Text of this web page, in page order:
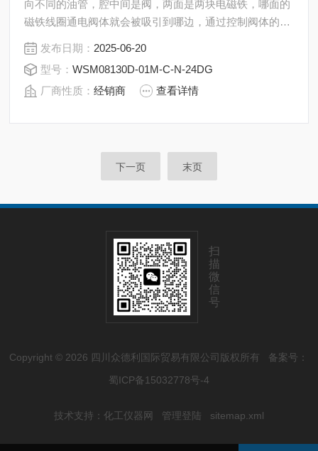
向不同的油管，腔中间是阀，两面是两块电磁铁，哪面的
磁铁线圈通电阀体就会被吸引到哪边，通过控制阀体的移
动来挡住或露出不同的排油的孔，而进油孔是常开的，液
压油就会进入不同的排油管，然后通过油的压力来推动油
缸的活塞，活塞又带动活塞杆，活塞竿带动机械装置动。
贺德克利君锟压机用插装阀换向阀WSM08130D-01M-C-
发布日期： 2025-06-20
型号：WSM08130D-01M-C-N-24DG
厂商性质：经销商 查看详情
下一页 末页
扫
描
微
信
号
Copyright © 2026 四川众德利国际贸易有限公司版权所有 备案号：
蜀ICP备15032778号-4
技术支持： 化工仪器网 管理登陆 sitemap.xml